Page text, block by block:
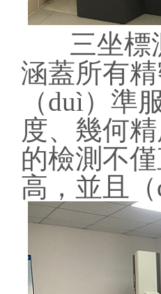
三坐標
涵蓋所有
（duì）準
度、幾何
的檢測不
高，並且